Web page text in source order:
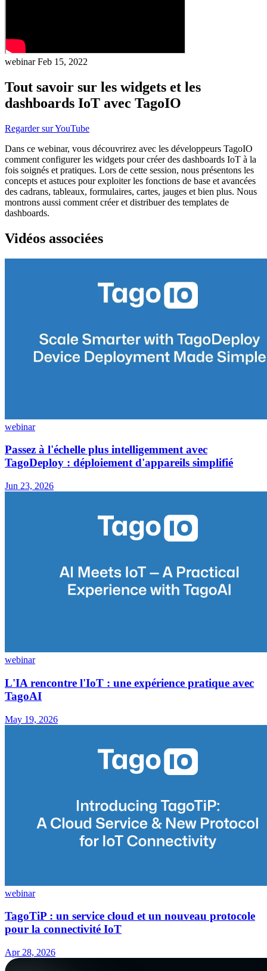
webinarFeb 15, 2022
Tout savoir sur les widgets et les
dashboards IoT avec TagoIO
Regarder sur YouTube
Dans ce webinar, vous découvrirez avec les développeurs TagoIO
comment configurer les widgets pour créer des dashboards IoT à la
fois soignés et pratiques. Lors de cette session, nous présentons les
concepts et astuces pour exploiter les fonctions de base et avancées
des cadrans, tableaux, formulaires, cartes, jauges et bien plus. Nous
montrons aussi comment créer et distribuer des templates de
dashboards.
Vidéos associées
webinar
Passez à l'échelle plus intelligemment avec
TagoDeploy : déploiement d'appareils simplifié
Jun 23, 2026
webinar
L'IA rencontre l'IoT : une expérience pratique avec
TagoAI
May 19, 2026
webinar
TagoTiP : un service cloud et un nouveau protocole
pour la connectivité IoT
Apr 28, 2026